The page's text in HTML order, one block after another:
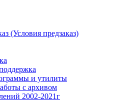
(Условия предзаказ)
и утилиты
с архивом
2002-2021г